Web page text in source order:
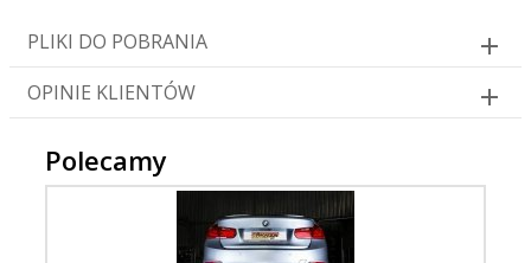
PLIKI DO POBRANIA
OPINIE KLIENTÓW
Polecamy